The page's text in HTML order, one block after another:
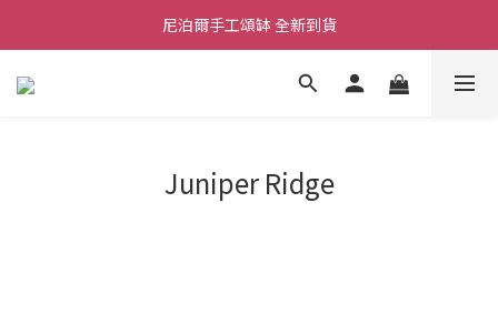
舒壓熱敷枕 全新到貨
尼泊爾手工頌缽 全新到貨
2026  春夏服飾 全新系列到貨
Juniper Ridge